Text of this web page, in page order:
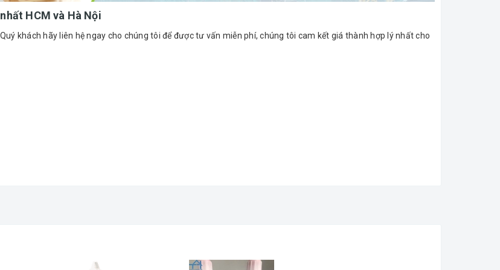
HCM và Hà Nội
khách hãy liên hệ ngay cho chúng tôi để được tư vấn miễn phí, chúng tôi cam kết giá thành hợp lý nhất cho